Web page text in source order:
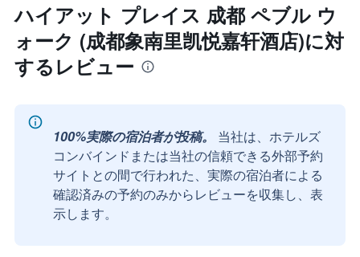
ハイアット プレイス 成都 ペブル ウ
ォーク (成都象南里凯悦嘉轩酒店)に対
するレビュー
100%実際の宿泊者が投稿。
当社は、ホテルズ
コンバインドまたは当社の信頼できる外部予約
サイトとの間で行われた、実際の宿泊者による
確認済みの予約のみからレビューを収集し、表
示します。